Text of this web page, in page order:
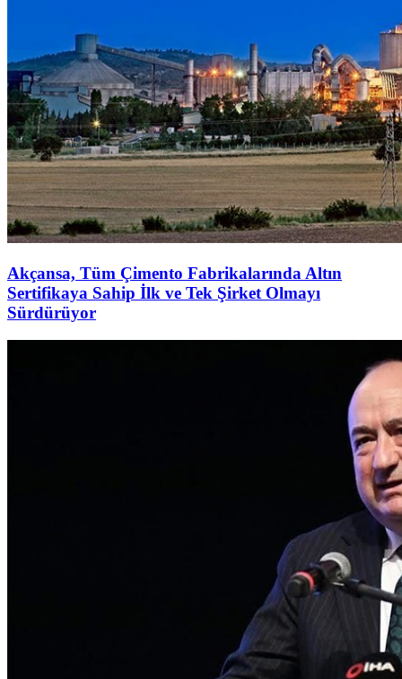
Akçansa, Tüm Çimento Fabrikalarında Altın
Sertifikaya Sahip İlk ve Tek Şirket Olmayı
Sürdürüyor